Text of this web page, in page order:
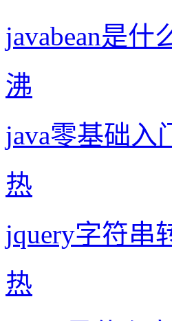
javabean是什
沸
java零基础入
热
jquery字符串
热